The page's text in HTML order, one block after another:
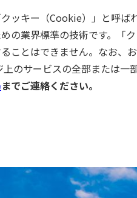
キー（Cookie）」と呼ば
の業界標準の技術です。「
ことはできません。なお、
のサービスの全部または一
までご連絡ください。